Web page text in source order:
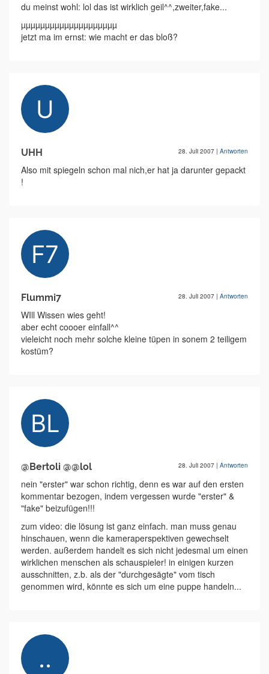
du meinst wohl: lol das ist wirklich geil^^,zweiter,fake...
µµµµµµµµµµµµµµµµµµµµ
jetzt ma im ernst: wie macht er das bloß?
UHH 28. Juli 2007 | Antworten
Also mit spiegeln schon mal nich,er hat ja darunter gepackt
!
Flummi7 28. Juli 2007 | Antworten
WIll Wissen wies geht!
aber echt coooer einfall^^
vieleicht noch mehr solche kleine tüpen in sonem 2 teiligem
kostüm?
@Bertoli @@lol 28. Juli 2007 | Antworten
nein "erster" war schon richtig, denn es war auf den ersten
kommentar bezogen, indem vergessen wurde "erster" &
"fake" beizufügen!!!
zum video: die lösung ist ganz einfach. man muss genau
hinschauen, wenn die kameraperspektiven gewechselt
werden. außerdem handelt es sich nicht jedesmal um einen
wirklichen menschen als schauspieler! in einigen kurzen
ausschnitten, z.b. als der "durchgesägte" vom tisch
genommen wird, könnte es sich um eine puppe handeln...